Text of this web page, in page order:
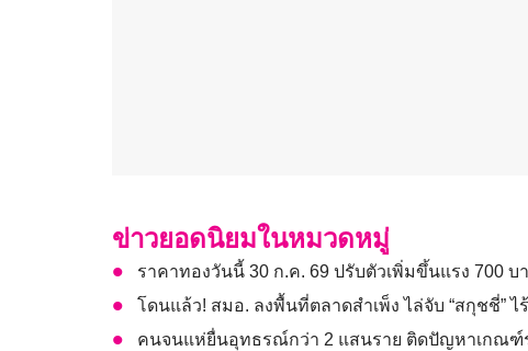
ข่าวยอดนิยมในหมวดหมู่
ราคาทองวันนี้ 30 ก.ค. 69 ปรับตัวเพิ่มขึ้นแรง 700 บ
โดนแล้ว! สมอ. ลงพื้นที่ตลาดสำเพ็ง ไล่จับ “สกุชชี่”
คนจนแห่ยื่นอุทธรณ์กว่า 2 แสนราย ติดปัญหาเกณฑ์